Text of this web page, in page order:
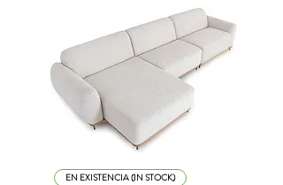
EN EXISTENCIA (IN STOCK)